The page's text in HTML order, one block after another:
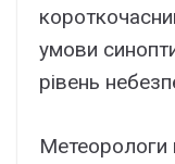
умови
рівень